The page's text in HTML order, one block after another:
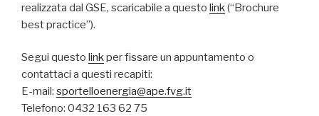
realizzata dal GSE, scaricabile a questo link (“Brochure
best practice”).
Segui questo linkper fissare un appuntamento o
contattaci a questi recapiti:
E-mail: sportelloenergia@ape.fvg.it
Telefono: 0432 163 62 75